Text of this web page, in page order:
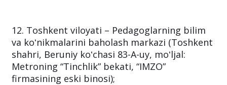
12. Toshkent viloyati – Pedagoglarning bilim
va koʻnikmalarini baholash markazi (Toshkent
shahri, Beruniy koʻchasi 83-A-uy, moʻljal:
Metroning “Tinchlik” bekati, “IMZO”
firmasining eski binosi);